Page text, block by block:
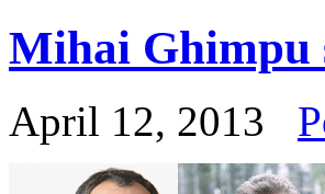
Mihai Ghimpu
April 12, 2013